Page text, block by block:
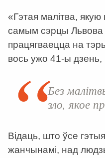
«Гэтая малітва,
самым сэрцы Львова
працягваецца на
вось ужо 41-ы дзень,
Без
зло, якое
Відаць, што ўсе
жанчынамі, над